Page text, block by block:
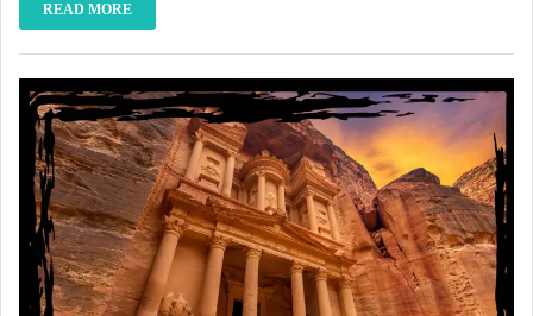
READ MORE